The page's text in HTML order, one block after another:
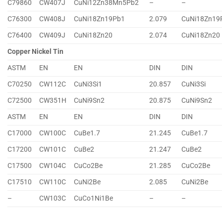
C79860
CW407J CuNi12Zn38Mn5Pb2 –
–
C76300
CW408J CuNi18Zn19Pb1 2.079
C76400
CW409J CuNi18Zn20 2.074
CuNi18Zn20
Copper Nickel Tin
ASTM
EN EN DIN
DIN
C70250
CW112C CuNi3Si1 20.857
CuNi3Si
C72500
CW351H CuNi9Sn2 20.875
CuNi9Sn2
ASTM
EN EN DIN
DIN
C17000
CW100C CuBe1.7 21.245
CuBe1.7
C17200
CW101C CuBe2 21.247
CuBe2
C17500
CW104C CuCo2Be 21.285
CuCo2Be
C17510
CW110C CuNi2Be 2.085
CuNi2Be
–
CW103C CuCo1Ni1Be –
–